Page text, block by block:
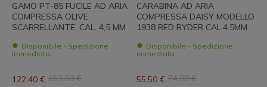
GAMO PT-85 FUCILE AD ARIA
COMPRESSA OLIVE
SCARRELLANTE, CAL. 4,5 MM
Disponibile - Spedizione
immediata
122,40 € 153,00 €
CARABINA AD ARIA
COMPRESSA DAISY MODELLO
1938 RED RYDER CAL.4.5MM
Disponibile - Spedizione
immediata
55,50 € 74,00 €